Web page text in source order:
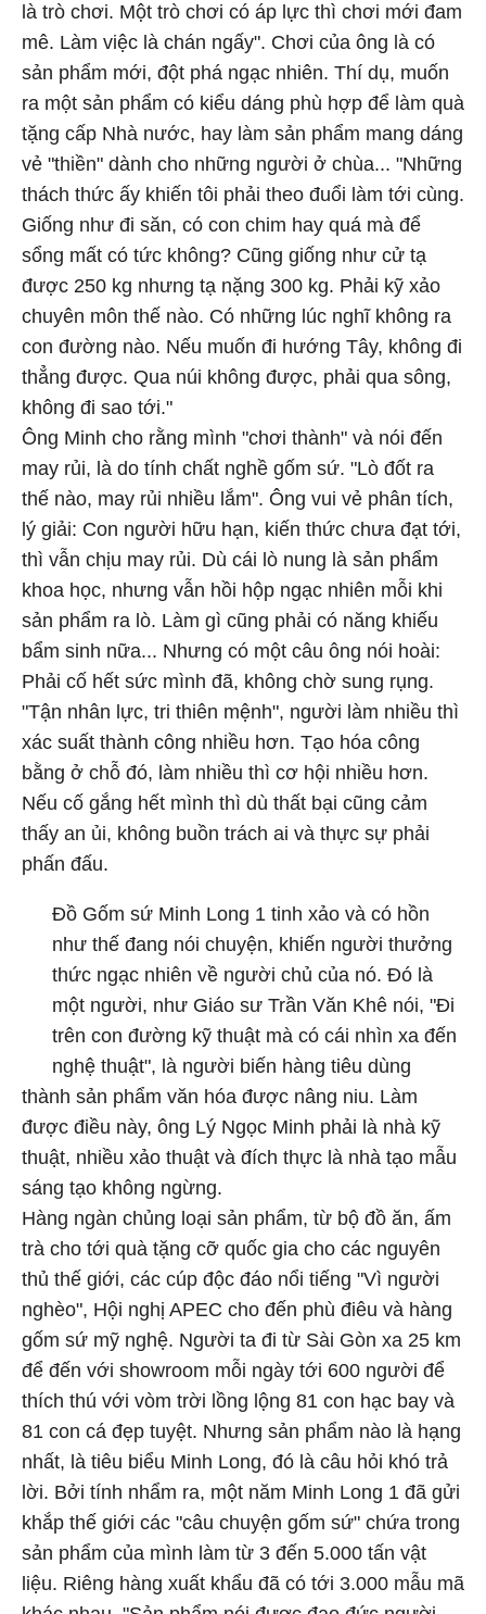
là trò chơi. Một trò chơi có áp lực thì chơi mới đam
mê. Làm việc là chán ngấy". Chơi của ông là có
sản phẩm mới, đột phá ngạc nhiên. Thí dụ, muốn
ra một sản phẩm có kiểu dáng phù hợp để làm quà
tặng cấp Nhà nước, hay làm sản phẩm mang dáng
vẻ "thiền" dành cho những người ở chùa... "Những
thách thức ấy khiến tôi phải theo đuổi làm tới cùng.
Giống như đi săn, có con chim hay quá mà để
sổng mất có tức không? Cũng giống như cử tạ
được 250 kg nhưng tạ nặng 300 kg. Phải kỹ xảo
chuyên môn thế nào. Có những lúc nghĩ không ra
con đường nào. Nếu muốn đi hướng Tây, không đi
thẳng được. Qua núi không được, phải qua sông,
không đi sao tới."
Ông Minh cho rằng mình "chơi thành" và nói đến
may rủi, là do tính chất nghề gốm sứ. "Lò đốt ra
thế nào, may rủi nhiều lắm". Ông vui vẻ phân tích,
lý giải: Con người hữu hạn, kiến thức chưa đạt tới,
thì vẫn chịu may rủi. Dù cái lò nung là sản phẩm
khoa học, nhưng vẫn hồi hộp ngạc nhiên mỗi khi
sản phẩm ra lò. Làm gì cũng phải có năng khiếu
bẩm sinh nữa... Nhưng có một câu ông nói hoài:
Phải cố hết sức mình đã, không chờ sung rụng.
"Tận nhân lực, tri thiên mệnh", người làm nhiều thì
xác suất thành công nhiều hơn. Tạo hóa công
bằng ở chỗ đó, làm nhiều thì cơ hội nhiều hơn.
Nếu cố gắng hết mình thì dù thất bại cũng cảm
thấy an ủi, không buồn trách ai và thực sự phải
phấn đấu.
Đồ Gốm sứ Minh Long 1 tinh xảo và có hồn
như thế đang nói chuyện, khiến người thưởng
thức ngạc nhiên về người chủ của nó. Đó là
một người, như Giáo sư Trần Văn Khê nói, "Đi
trên con đường kỹ thuật mà có cái nhìn xa đến
nghệ thuật", là người biến hàng tiêu dùng
thành sản phẩm văn hóa được nâng niu. Làm
được điều này, ông Lý Ngọc Minh phải là nhà kỹ
thuật, nhiều xảo thuật và đích thực là nhà tạo mẫu
sáng tạo không ngừng.
Hàng ngàn chủng loại sản phẩm, từ bộ đồ ăn, ấm
trà cho tới quà tặng cỡ quốc gia cho các nguyên
thủ thế giới, các cúp độc đáo nổi tiếng "Vì người
nghèo", Hội nghị APEC cho đến phù điêu và hàng
gốm sứ mỹ nghệ. Người ta đi từ Sài Gòn xa 25 km
để đến với showroom mỗi ngày tới 600 người để
thích thú với vòm trời lồng lộng 81 con hạc bay và
81 con cá đẹp tuyệt. Nhưng sản phẩm nào là hạng
nhất, là tiêu biểu Minh Long, đó là câu hỏi khó trả
lời. Bởi tính nhẩm ra, một năm Minh Long 1 đã gửi
khắp thế giới các "câu chuyện gốm sứ" chứa trong
sản phẩm của mình làm từ 3 đến 5.000 tấn vật
liệu. Riêng hàng xuất khẩu đã có tới 3.000 mẫu mã